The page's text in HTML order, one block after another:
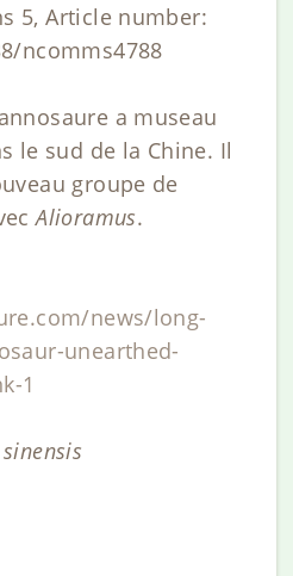
5, Article number:
ncomms4788
a museau
le sud de la Chine. Il
groupe de
Alioramus.
news/long-
unearthed-
1